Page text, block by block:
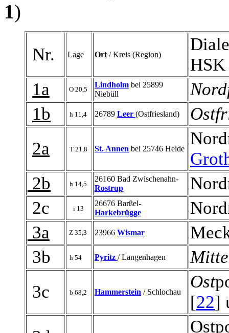
1)
Nr. Lage Ort / Kreis (Region)
1a
O 20,5
Lindholm bei 25899
Niebüll
1b
h 11,4 26789 Leer (Ostfriesland)
2a
T 21,8 St. Annen bei 25746 Heide
2b
h 14,5
26160 Bad Zwischenahn-
Rostrup
2c
i 13
26676 Barßel-
Harkebrügge
3a
Z 35,3 23966 Wismar
3b
h 54 Pyritz / Langenhagen
3c
b 68,2 Hammerstein / Schlochau
Ost
[22]